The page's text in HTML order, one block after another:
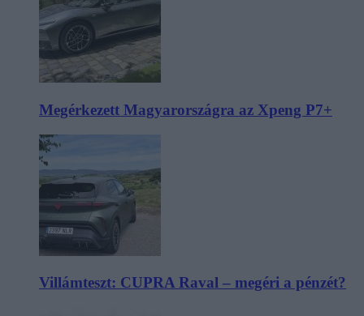
Megérkezett Magyarországra az Xpeng P7+
Villámteszt: CUPRA Raval – megéri a pénzét?